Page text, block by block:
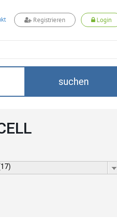
Registrieren Login
suchen